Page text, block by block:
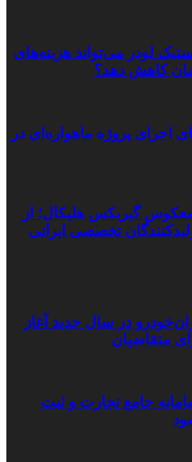
لودر می‌تواند هزینه‌های
کاهش دهد؟
اجرای پروژه ماهواره‌ای در
گیربکس هلیکال؛ از
در سال جدید آغاز
جامع تجارت و ثبت